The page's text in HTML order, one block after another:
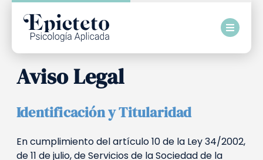
Aviso Legal
Identificación y Titularidad
En cumplimiento del artículo 10 de la Ley 34/2002,
de 11 de julio, de Servicios de la Sociedad de la